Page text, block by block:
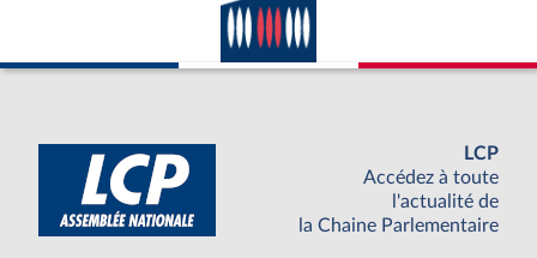
LCP
Accédez à toute
l'actualité de
la Chaine Parlementaire